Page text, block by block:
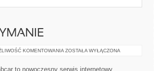
KOMENTOWANIA EKSPLOATACJA
ZOSTAŁA WYŁĄCZONA
to nowoczesny serwis internetowy